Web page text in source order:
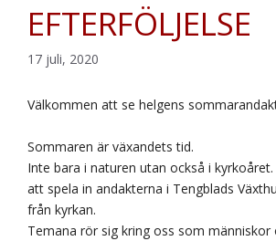
EFTERFÖLJELSE
17 juli, 2020
Välkommen att se helgens
Sommaren är växandets tid.
Inte bara i naturen utan också i
att spela in andakterna i Tengblads
från kyrkan.
Temana rör sig kring oss som människor